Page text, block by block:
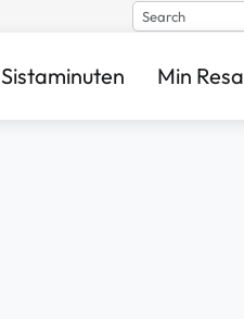
Search
Sistaminuten Min Resa